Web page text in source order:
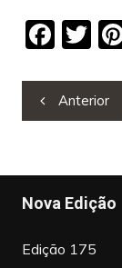
F
c
e
o
o
k
T
itt
er
de
Anterior
Nova Edição
Edição 175